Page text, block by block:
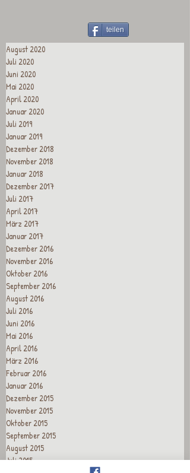
teilen
August 2020
Juli 2020
Juni 2020
Mai 2020
April 2020
Januar 2020
Juli 2019
Januar 2019
Dezember 2018
November 2018
Januar 2018
Dezember 2017
Juli 2017
April 2017
März 2017
Januar 2017
Dezember 2016
November 2016
Oktober 2016
September 2016
August 2016
Juli 2016
Juni 2016
Mai 2016
April 2016
März 2016
Februar 2016
Januar 2016
Dezember 2015
November 2015
Oktober 2015
September 2015
August 2015
Juli 2015